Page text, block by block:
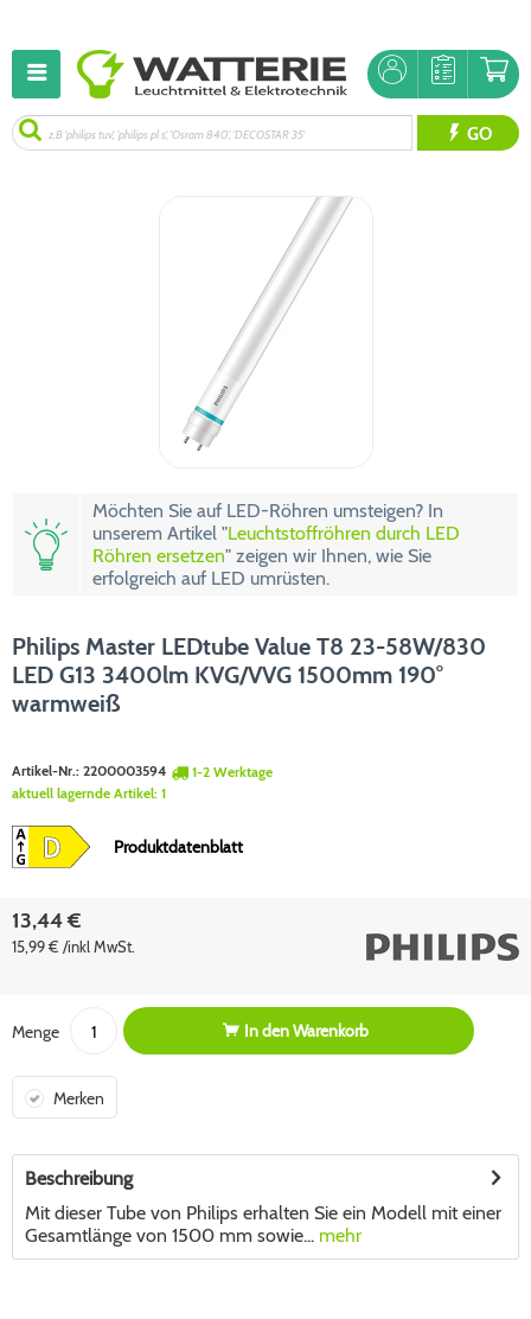
GO
Möchten Sie auf LED-Röhren umsteigen? In
unserem Artikel "Leuchtstoffröhren durch LED
Röhren ersetzen" zeigen wir Ihnen, wie Sie
erfolgreich auf LED umrüsten.
Philips Master LEDtube Value T8 23-58W/830
LED G13 3400lm KVG/VVG 1500mm 190°
warmweiß
Artikel-Nr.: 2200003594
1-2 Werktage
aktuell lagernde Artikel: 1
Produktdatenblatt
13,44 €
15,99 € /inkl MwSt.
Menge In denWarenkorb
Merken
Beschreibung
Mit dieser Tube von Philips erhalten Sie ein Modell mit einer
Gesamtlänge von 1500 mm sowie... mehr